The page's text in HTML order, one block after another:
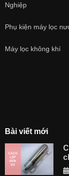
Nghiệp
Phụ kiện máy lọc
Máy lọc không khí
Bài viết mới